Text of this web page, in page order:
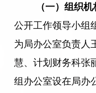
（一）组织机
公开工作领导小组
为局办公室负责人
慧、计划财务科张
组办公室设在局办